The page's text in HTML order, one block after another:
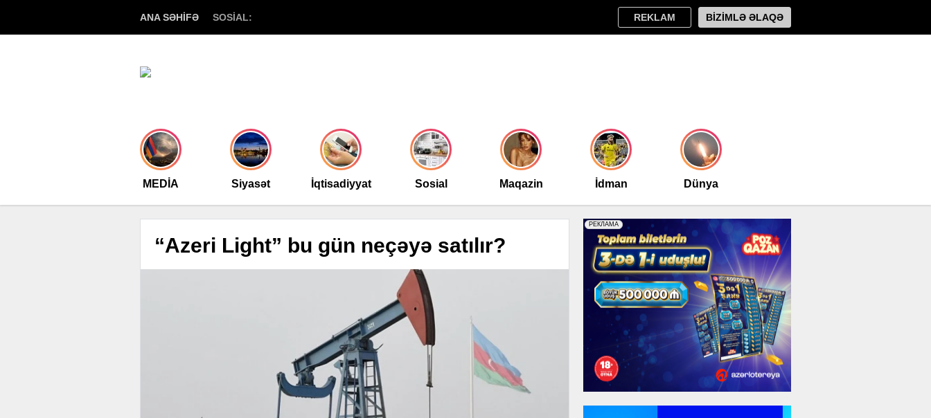
ANA SƏHİFƏ SOSİAL: REKLAM BİZİMLƏ ƏLAQƏ
MEDİA Siyasət İqtisadiyyat Sosial Maqazin İdman Dünya
“Azeri Light” bu gün neçəyə satılır?